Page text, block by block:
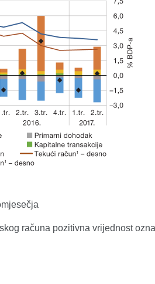
računa pozitivna vrijednost